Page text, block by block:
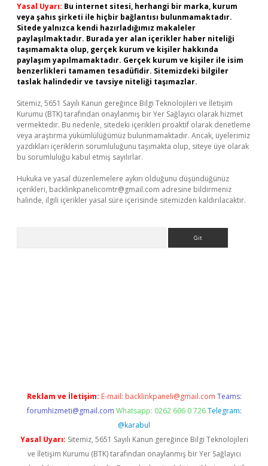
Yasal Uyarı: Bu internet sitesi, herhangi bir marka, kurum
veya şahıs şirketi ile hiçbir bağlantısı bulunmamaktadır.
Sitede yalnızca kendi hazırladığımız makaleler
paylaşılmaktadır. Burada yer alan içerikler haber niteliği
taşımamakta olup, gerçek kurum ve kişiler hakkında
paylaşım yapılmamaktadır. Gerçek kurum ve kişiler ile isim
benzerlikleri tamamen tesadüfidir. Sitemizdeki bilgiler
taslak halindedir ve tavsiye niteliği taşımazlar.
Sitemiz, 5651 Sayılı Kanun gereğince Bilgi Teknolojileri ve İletişim
Kurumu (BTK) tarafından onaylanmış bir Yer Sağlayıcı olarak hizmet
vermektedir. Bu nedenle, sitedeki içerikleri proaktif olarak denetleme
veya araştırma yükümlülüğümüz bulunmamaktadır. Ancak, üyelerimiz
yazdıkları içeriklerin sorumluluğunu taşımakta olup, siteye üye olarak
bu sorumluluğu kabul etmiş sayılırlar.
Hukuka ve yasal düzenlemelere aykırı olduğunu düşündüğünüz
içerikleri, backlinkpanelicomtr@gmail.com adresine bildirmeniz
halinde, ilgili içerikler yasal süre içerisinde sitemizden kaldırılacaktır.
Reklam ve İletişim: E-mail: backlinkpaneli@gmail.com Teams:
forumhizmeti@gmail.com Whatsapp: 0262 606 0 726 Telegram:
@karabul
Yasal Uyarı: Sitemiz, 5651 Sayılı Kanun gereğince Bilgi Teknolojileri
ve İletişim Kurumu (BTK) tarafından onaylanmış bir Yer Sağlayıcı